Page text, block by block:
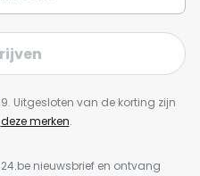
Uitgesloten van de korting zijn
deze merken.
nieuwsbrief en ontvang